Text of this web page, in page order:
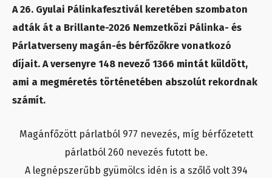
A 26. Gyulai Pálinkafesztivál keretében szombaton
adták át a Brillante-2026 Nemzetközi Pálinka- és
Párlatverseny magán-és bérfőzőkre vonatkozó
díjait. A versenyre 148 nevező 1366 mintát küldött,
ami a megméretés történetében abszolút rekordnak
számít.
Magánfőzött párlatból 977 nevezés, míg bérfőzetett
párlatból 260 nevezés futott be.
A legnépszerűbb gyümölcs idén is a szőlő volt 394